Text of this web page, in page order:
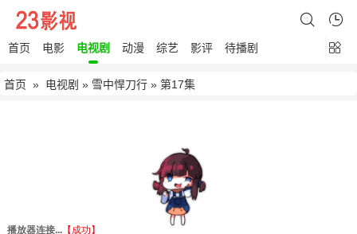
首页 电影 电视剧 动漫 综艺 影评 待播剧
首页 » 电视剧 » 雪中悍刀行 » 第17集